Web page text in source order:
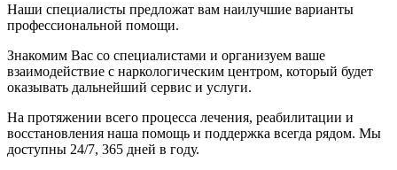
Наши специалисты предложат вам наилучшие варианты
профессиональной помощи.
Знакомим Вас со специалистами и организуем ваше
взаимодействие с наркологическим центром, который будет
оказывать дальнейший сервис и услуги.
На протяжении всего процесса лечения, реабилитации и
восстановления наша помощь и поддержка всегда рядом. Мы
доступны 24/7, 365 дней в году.